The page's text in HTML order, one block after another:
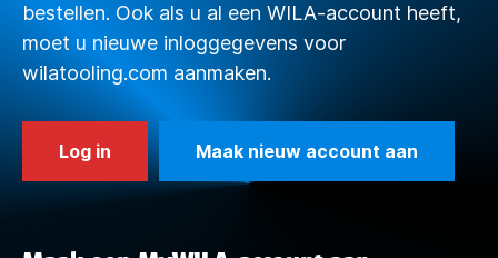
bestellen. Ook als u al een WILA-account heeft,
moet u nieuwe inloggegevens voor
wilatooling.com aanmaken.
Log in Maak nieuw account aan